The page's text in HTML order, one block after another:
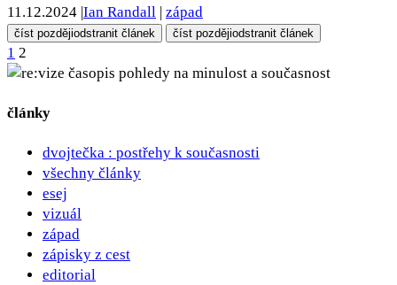
11.12.2024 Ian Randall západ
číst pozdějiodstranit článek číst pozdějiodstranit článek
Navigace
pro
1 2
pohledy na minulost a současnost
články
dvojtečka : postřehy k současnosti
všechny články
esej
vizuál
západ
zápisky z cest
editorial